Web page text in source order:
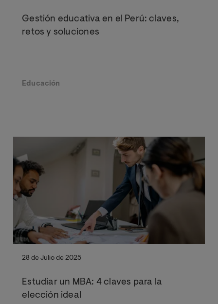
Gestión educativa en el Perú: claves,
retos y soluciones
Educación
28 de Julio de 2025
Estudiar un MBA: 4 claves para la
elección ideal